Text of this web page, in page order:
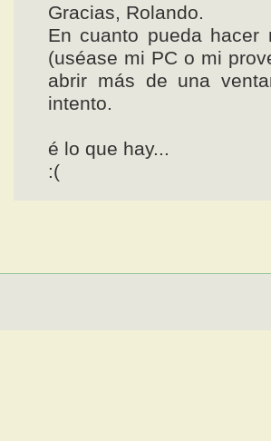
Gracias, Rolando.
En cuanto pueda
(uséase mi PC o mi
abrir más de una
intento.
é lo que hay...
:(